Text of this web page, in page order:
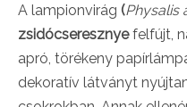
A lampionvirág (Physalis
zsidócseresznyefelfújt,
apró, törékeny
dekoratív látványt